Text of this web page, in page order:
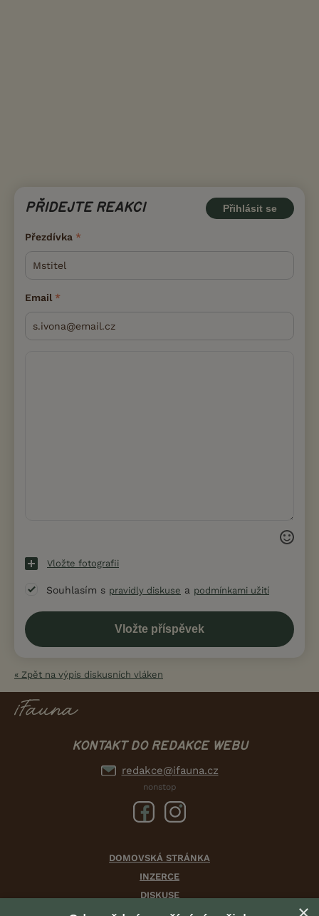
PŘIDEJTE REAKCI Přihlásit se
Přezdívka
Email
Vložte fotografii
Souhlasím s pravidly diskuse a podmínkami užití
« Zpět na výpis diskusních vláken
KONTAKT DO REDAKCE WEBU
redakce@ifauna.cz
nonstop
DOMOVSKÁ STRÁNKA
INZERCE
DISKUSE
ČLÁNKY